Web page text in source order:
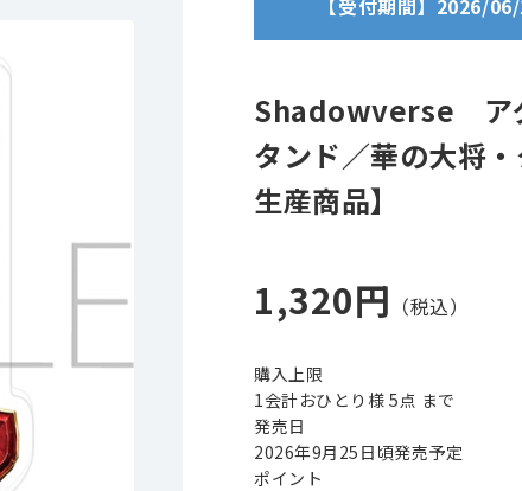
【受付期間】2026/
Shadowverse ア
タンド／華の大将
生産商品】
1,320円
購入上限
1会計おひとり様 5点 まで
発売日
2026年9月25日頃発売予定
ポイント